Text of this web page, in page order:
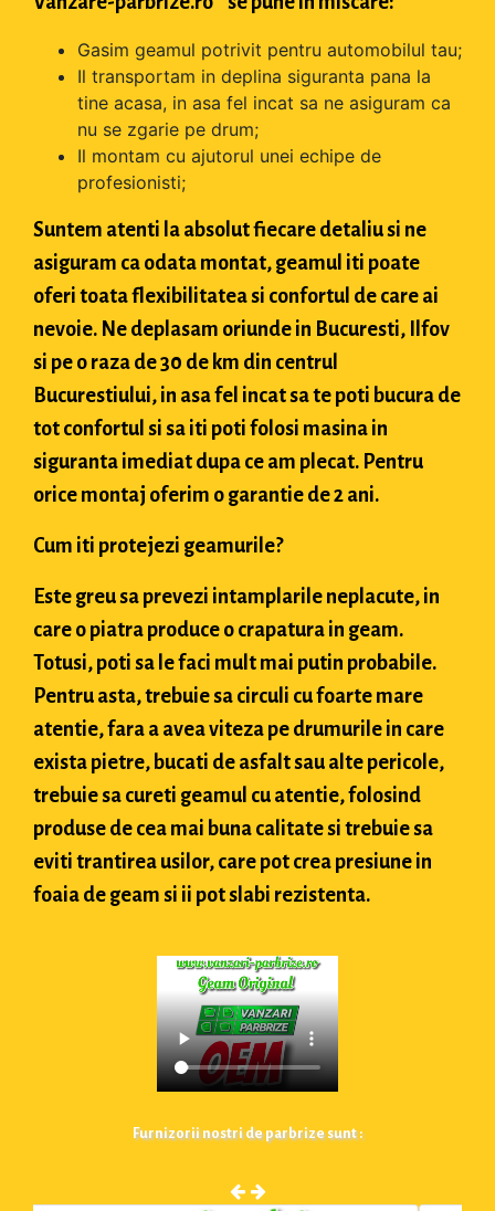
Gasim geamul potrivit pentru automobilul tau;
Il transportam in deplina siguranta pana la
tine acasa, in asa fel incat sa ne asiguram ca
nu se zgarie pe drum;
Il montam cu ajutorul unei echipe de
profesionisti;
Suntem atenti la absolut fiecare detaliu si ne
asiguram ca odata montat, geamul iti poate
oferi toata flexibilitatea si confortul de care ai
nevoie. Ne deplasam oriunde in Bucuresti, Ilfov
si pe o raza de 30 de km din centrul
Bucurestiului, in asa fel incat sa te poti bucura de
tot confortul si sa iti poti folosi masina in
siguranta imediat dupa ce am plecat. Pentru
orice montaj oferim o garantie de 2 ani.
Cum iti protejezi geamurile?
Este greu sa prevezi intamplarile neplacute, in
care o piatra produce o crapatura in geam.
Totusi, poti sa le faci mult mai putin probabile.
Pentru asta, trebuie sa circuli cu foarte mare
atentie, fara a avea viteza pe drumurile in care
exista pietre, bucati de asfalt sau alte pericole,
trebuie sa cureti geamul cu atentie, folosind
produse de cea mai buna calitate si trebuie sa
eviti trantirea usilor, care pot crea presiune in
foaia de geam si ii pot slabi rezistenta.
Furnizorii nostri de parbrize sunt :